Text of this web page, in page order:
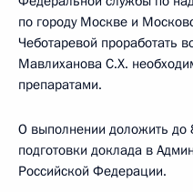
по городу Москве и
Чеботаревой проработать
Мавлиханова С.Х.
препаратами.
О выполнении доложить до
подготовки доклада в
Российской Федерации.